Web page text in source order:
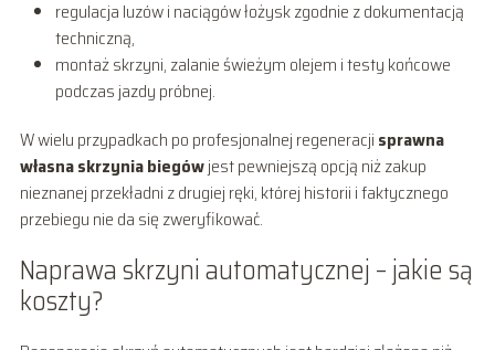
regulacja luzów i naciągów łożysk zgodnie z dokumentacją
techniczną,
montaż skrzyni, zalanie świeżym olejem i testy końcowe
podczas jazdy próbnej.
W wielu przypadkach po profesjonalnej regeneracji sprawna
własna skrzynia biegówjest pewniejszą opcją niż zakup
nieznanej przekładni z drugiej ręki, której historii i faktycznego
przebiegu nie da się zweryfikować.
Naprawa skrzyni automatycznej – jakie są
koszty?